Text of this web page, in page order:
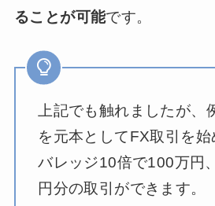
ることが可能です。
上記でも触れましたが、
を元本としてFX取引を始
バレッジ10倍で100万円
円分の取引ができます。